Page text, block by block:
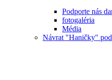
Podporte nás
fotogaléria
Média
Návrat "Haničky"